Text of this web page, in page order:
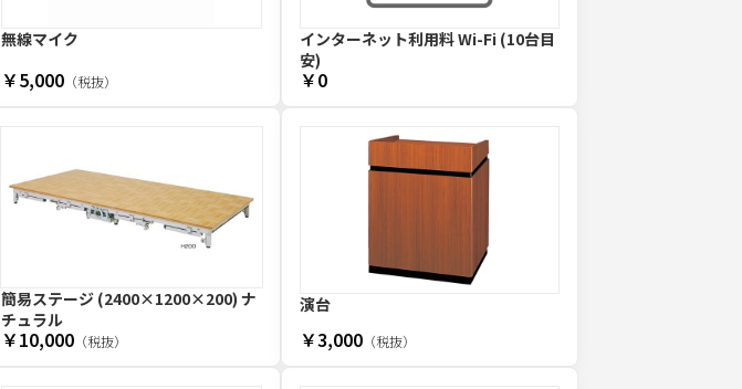
無線マイク
￥5,000 （税抜）
インターネット利用料 Wi-Fi (10台目
安)
￥0
簡易ステージ (2400×1200×200) ナ
チュラル
￥10,000 （税抜）
演台
￥3,000（税抜）